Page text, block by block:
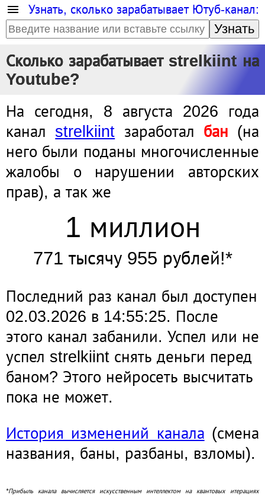
Узнать, сколько зарабатывает Ютуб-канал:
Узнать
Сколько зарабатывает strelkiint на
Youtube?
На сегодня, 8 августа 2026 года
канал strelkiint заработал бан (на
него были поданы многочисленные
жалобы о нарушении авторских
прав), а так же
1 миллион
771 тысячу 955 рублей!*
Последний раз канал был доступен
02.03.2026 в 14:55:25. После
этого канал забанили. Успел или не
успел strelkiint снять деньги перед
баном? Этого нейросеть высчитать
пока не может.
История изменений канала (смена
названия, баны, разбаны, взломы).
*Прибыль канала вычисляется искусственным интеллектом на квантовых итерациях